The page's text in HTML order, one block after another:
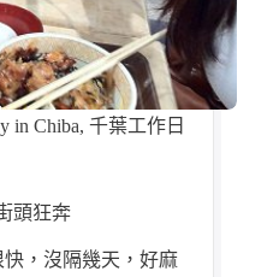
in Chiba, 千葉工作日
頭狂奔
快，沒隔幾天，好麻